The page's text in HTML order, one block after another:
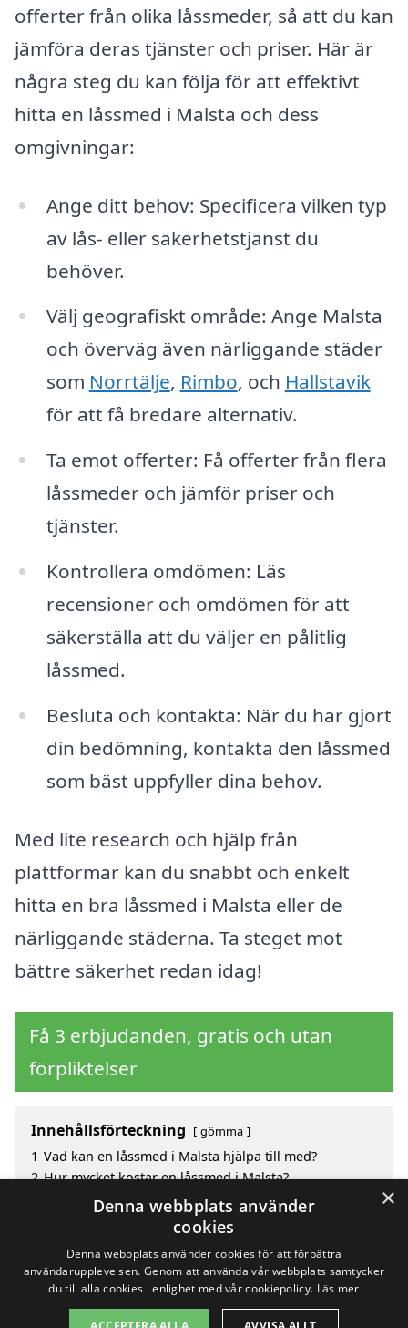
offerter från olika låssmeder, så att du kan
jämföra deras tjänster och priser. Här är
några steg du kan följa för att effektivt
hitta en låssmed i Malsta och dess
omgivningar:
Ange ditt behov: Specificera vilken typ
av lås- eller säkerhetstjänst du
behöver.
Välj geografiskt område: Ange Malsta
och överväg även närliggande städer
som Norrtälje, Rimbo, och Hallstavik
för att få bredare alternativ.
Ta emot offerter: Få offerter från flera
låssmeder och jämför priser och
tjänster.
Kontrollera omdömen: Läs
recensioner och omdömen för att
säkerställa att du väljer en pålitlig
låssmed.
Besluta och kontakta: När du har gjort
din bedömning, kontakta den låssmed
som bäst uppfyller dina behov.
Med lite research och hjälp från
plattformar kan du snabbt och enkelt
hitta en bra låssmed i Malsta eller de
närliggande städerna. Ta steget mot
bättre säkerhet redan idag!
Få 3 erbjudanden, gratis och utan
förpliktelser
Innehållsförteckning gömma
1 Vad kan en låssmed i Malsta hjälpa till med?
2 Hur mycket kostar en låssmed i Malsta?
Fördelar med att välja låssmed i Malsta
Sök efter en skicklig låssmed i de omgivande
Copyright 2026 - Pilanto Aps
×
Denna webbplats använder
cookies
Denna webbplats använder cookies för att förbättra
användarupplevelsen. Genom att använda vår webbplats samtycker
du till alla cookies i enlighet med vår cookiepolicy. Läs mer